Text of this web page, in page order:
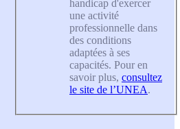
handicap d'exercer
une activité
professionnelle dans
des conditions
adaptées à ses
capacités. Pour en
savoir plus, consultez
le site de l’UNEA.